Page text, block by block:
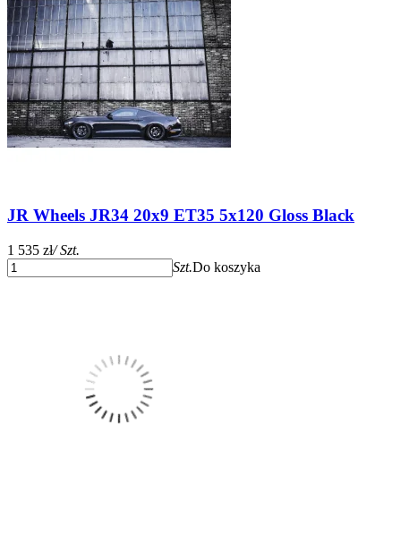
JR Wheels JR34 20x9 ET35 5x120 Gloss Black
1 535 zł/ Szt.
Szt.Do koszyka